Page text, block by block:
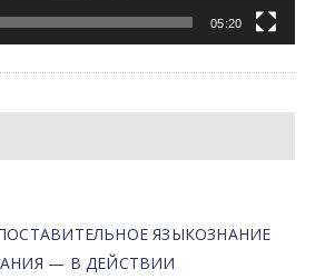
05:20
ЯЗЫКОЗНАНИЕ
— В ДЕЙСТВИИ